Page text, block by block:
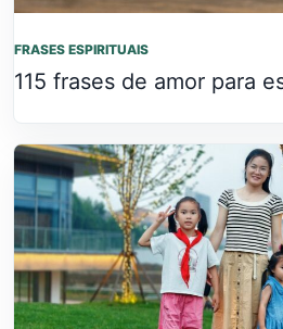
FRASES ESPIRITUAIS
115 frases de amor para